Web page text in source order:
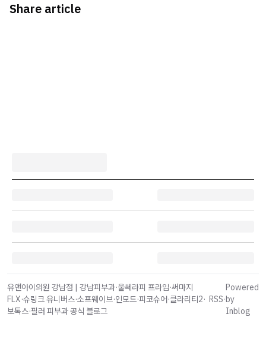
Share article
유앤아이의원 강남점 | 강남피부과·울쎄라피 프라임·써마지
FLX·슈링크 유니버스·소프웨이브·인모드·피코슈어·클라리티2·
보톡스·필러 피부과 공식 블로그
RSS·
Powered
by
Inblog